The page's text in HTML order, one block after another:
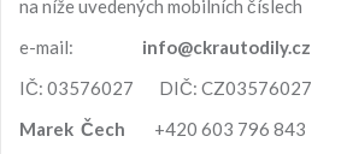
na níže uvedených mobilních číslech
e-mail: info@ckrautodily.cz
IČ: 03576027 DIČ: CZ03576027
Marek Čech
+420 603 796 843